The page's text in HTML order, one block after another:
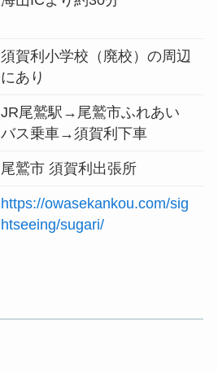
須賀利小学校（廃校）の周辺
にあり
JR尾鷲駅→尾鷲市ふれあい
バス乗車→須賀利下車
尾鷲市 須賀利出張所
https://owasekankou.com/sig
htseeing/sugari/